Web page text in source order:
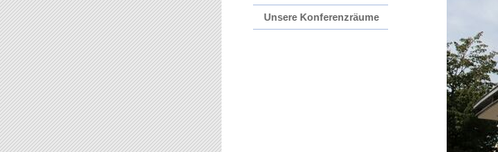
Unsere Konferenzräume